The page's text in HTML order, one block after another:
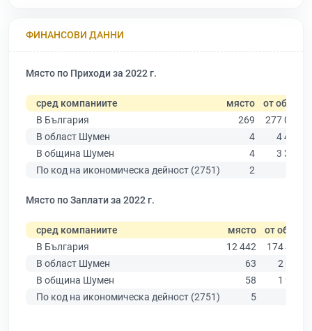
ФИНАНСОВИ ДАННИ
Място по Приходи за 2022 г.
сред компаниите място от общо
В България
269
277 019
В област Шумен
4
4 480
В община Шумен
4
3 331
По код на икономическа дейност (2751)
2
Място по Заплати за 2022 г.
сред компаниите място от общо
В България
12 442
174 403
В област Шумен
63
2 635
В община Шумен
58
1 963
По код на икономическа дейност (2751)
5